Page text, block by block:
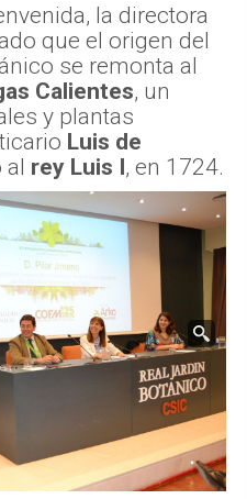
la directora
que el origen del
se remonta al
Calientes, un
y plantas
Luis de
al rey Luis I, en 1724.